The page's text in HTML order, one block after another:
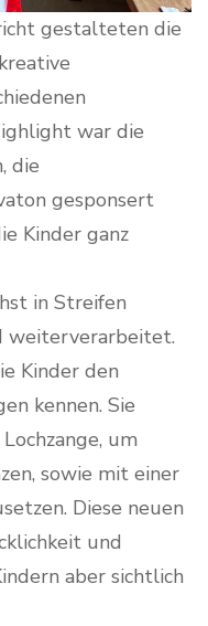
gestalteten die
war die
die
gesponsert
Kinder ganz
in Streifen
weiterverarbeitet.
Kinder den
kennen. Sie
um
sowie mit einer
Diese neuen
und
aber sichtlich